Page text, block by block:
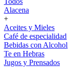
Alacena
+
Aceites y Mieles
Café de especialidad
Bebidas con Alcohol
Te en Hebras
Jugos y Prensados